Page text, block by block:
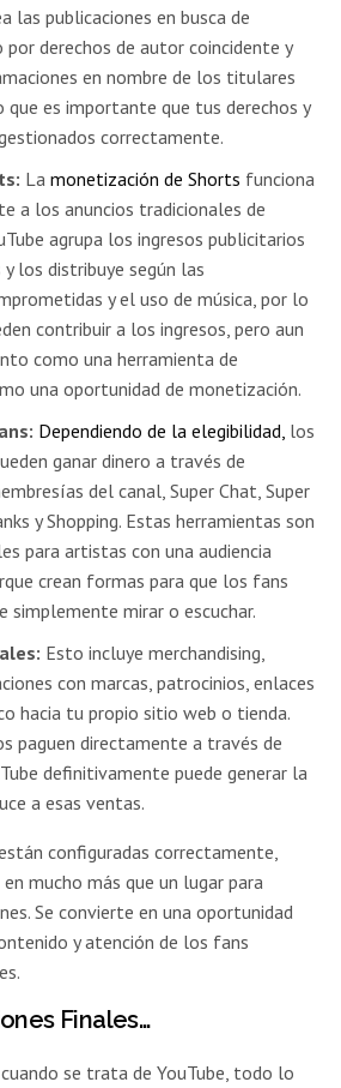
las publicaciones en busca de
derechos de autor coincidente y
en nombre de los titulares
que es importante que tus derechos y
correctamente.
La monetización de Shorts funciona
a los anuncios tradicionales de
agrupa los ingresos publicitarios
los distribuye según las
y el uso de música, por lo
contribuir a los ingresos, pero aun
como una herramienta de
una oportunidad de monetización.
Dependiendo de la elegibilidad, los
ganar dinero a través de
del canal, Super Chat, Super
y Shopping. Estas herramientas son
para artistas con una audiencia
crean formas para que los fans
simplemente mirar o escuchar.
Esto incluye merchandising,
con marcas, patrocinios, enlaces
hacia tu propio sitio web o tienda.
paguen directamente a través de
definitivamente puede generar la
a esas ventas.
configuradas correctamente,
mucho más que un lugar para
Se convierte en una oportunidad
y atención de los fans
Finales…
se trata de YouTube, todo lo